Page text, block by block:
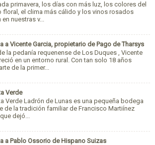
primavera, los días con más luz, los colores del
floral, el clima más cálido y los vinos rosados
en nuestras v...
a Vicente Garcia, propietario de Pago de Tharsys
la pedanía requenense de Los Duques , Vicente
en un entorno rural. Con tan solo 18 años
de la primer...
Verde
Verde Ladrón de Lunas es una pequeña bodega
de la tradición familiar de Francisco Martiínez
dejó...
a Pablo Ossorio de Hispano Suizas